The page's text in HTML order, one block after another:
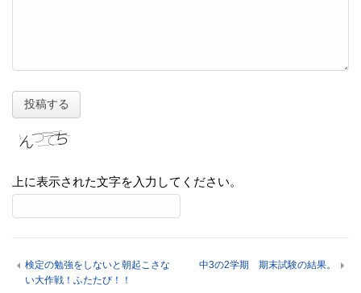
上に表示された文字を入力してください。
検定の勉強をしないと朝起こさな
い大作戦！ふたたび！！
中3の2学期 期末試験の結果。